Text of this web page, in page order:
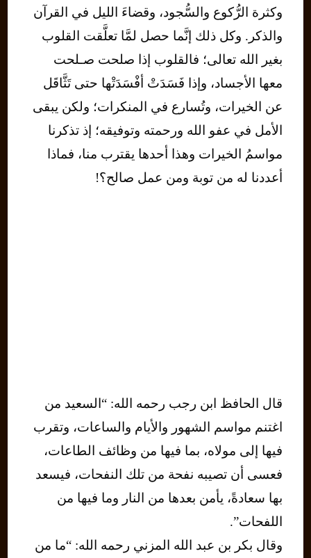
وكثرة الرُّكوع والسُّجود، وقضاءَ الليل في القرآن
والذكر. وكل ذلك إنَّما حصل لمَّا تعلَّقت القلوب
بغير الله تعالى؛ فالقلوب إذا صلحت صـلحت
معها الأجساد، وإذا فَسَدَتْ أفْسَدَتْها حتى تَثَّاقَل
عن الخيرات، وتُسارع في المنكرات؛ ولكن يبقى
الأمل في عفو الله ورحمته وتوفيقه؛ إذ تذكرنا
مواسمُ الخيرات وهذا أحدها يقترب منا، فماذا
أعددنا له من توبة ومن عمل صالح؟!
قال الحافظ ابن رجب رحمه الله: “السعيد من
اغتنم مواسم الشهور والأيام والساعات، وتقرب
فيها إلى مولاه، بما فيها من وظائف الطاعات،
فعسى أن تصيبه نفحة من تلك النفحات، فيسعد
بها سعادةً، يأمن بعدها من النار وما فيها من
اللفحات”.
وقال بكر بن عبد الله المزني رحمه الله: “ما من